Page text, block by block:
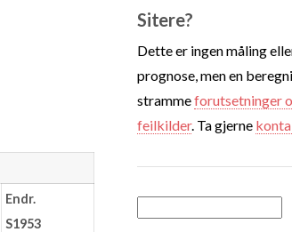
Endr.
S1953
Sitere?
Dette er ingen måling
prognose, men en
strammeforutsetninger
feilkilder. Ta gjerne